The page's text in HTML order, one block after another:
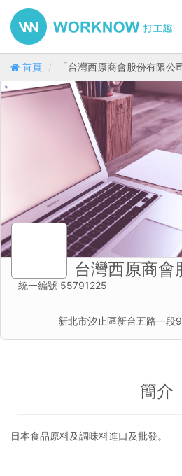
首頁 「台灣西原商會股份有限公
台灣西原商會
統一編號 55791225
新北市汐止區新台五路一段
簡介
日本食品原料及調味料進口及批發。